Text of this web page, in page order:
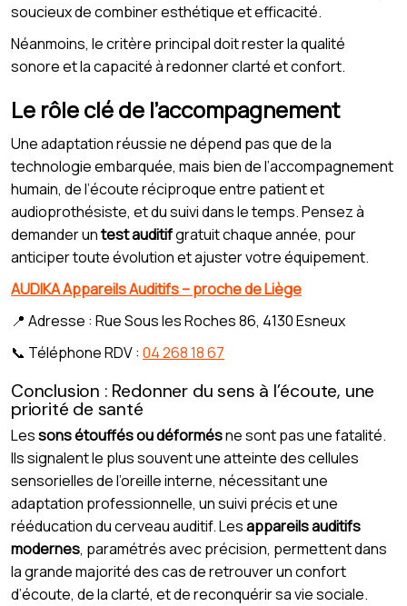
soucieux de combiner esthétique et efficacité.
Néanmoins, le critère principal doit rester la qualité
sonore et la capacité à redonner clarté et confort.
Le rôle clé de l’accompagnement
Une adaptation réussie ne dépend pas que de la
technologie embarquée, mais bien de l’accompagnement
humain, de l’écoute réciproque entre patient et
audioprothésiste, et du suivi dans le temps. Pensez à
demander untest auditifgratuit chaque année, pour
anticiper toute évolution et ajuster votre équipement.
AUDIKA Appareils Auditifs – proche de Liège
📍 Adresse : Rue Sous les Roches 86, 4130 Esneux
📞 Téléphone RDV : 04 268 18 67
Conclusion : Redonner du sens à l’écoute, une
priorité de santé
Lessons étouffés ou déformésne sont pas une fatalité.
Ils signalent le plus souvent une atteinte des cellules
sensorielles de l’oreille interne, nécessitant une
adaptation professionnelle, un suivi précis et une
rééducation du cerveau auditif. Lesappareils auditifs
modernes, paramétrés avec précision, permettent dans
la grande majorité des cas de retrouver un confort
d’écoute, de la clarté, et de reconquérir sa vie sociale.